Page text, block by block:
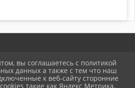
данных
вы соглашаетесь с политикой
данных а также с тем что наш
к веб-сайту сторонние
такие как Яндекс Метрика,